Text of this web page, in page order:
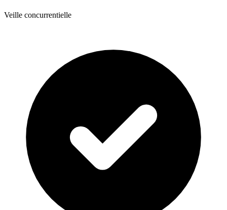
Veille concurrentielle